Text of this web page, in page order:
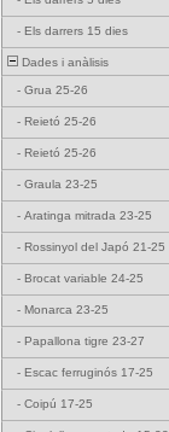
- Els darrers 15 dies
Dades i anàlisis
- Grua 25-26
- Reietó 25-26
- Reietó 25-26
- Graula 23-25
- Aratinga mitrada 23-25
- Rossinyol del Japó 21-25
- Brocat variable 24-25
- Monarca 23-25
- Papallona tigre 23-27
- Escac ferruginós 17-25
- Coipú 17-25